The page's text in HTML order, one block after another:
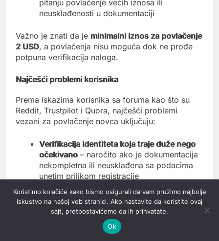
pitanju povlačenje većih iznosa ili
neusklađenosti u dokumentaciji
Važno je znati da je minimalni iznos za povlačenje
2 USD, a povlačenja nisu moguća dok ne prođe
potpuna verifikacija naloga.
Najčešći problemi korisnika
Prema iskazima korisnika sa foruma kao što su
Reddit, Trustpilot i Quora, najčešći problemi
vezani za povlačenje novca uključuju:
Verifikacija identiteta koja traje duže nego
očekivano – naročito ako je dokumentacija
nekompletna ili neusklađena sa podacima
unetim prilikom registracije
Odbijene transakcije
imenu, promenjenih kartica ili isticanja
važenja prethodno korišćenog platnog
Bonus ograničenja– prihvatanjem bonusa
Koristimo kolačiće kako bismo osigurali da vam pružimo najbolje
iskustvo na našoj veb stranici. Ako nastavite da koristite ovaj
sajt, pretpostavićemo da ih prihvatate.
Ok